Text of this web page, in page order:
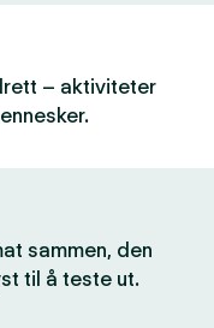
– aktiviteter
sammen, den
til å teste ut.